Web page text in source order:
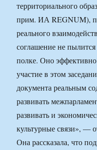
территориального
прим. ИА REGNUM),
реального
соглашение не
полке. Оно
участие в этом
документа реальным
развивать
развивать и
культурные связи», —
Она рассказала, что